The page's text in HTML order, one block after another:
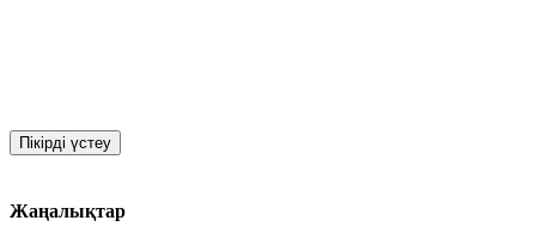
Жаңалықтар